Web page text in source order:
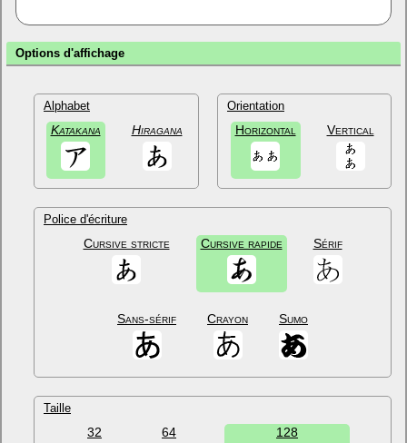
Options d'affichage
Alphabet
Katakana Hiragana
Orientation
Horizontal Vertical
Police d'écriture
Cursive stricte Cursive rapide Sérif
Sans-sérif Crayon Sumo
Taille
32 64 128